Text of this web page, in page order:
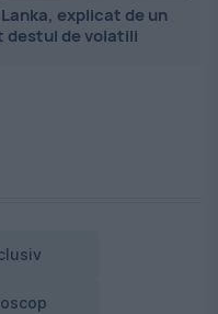
explicat de un
destul de volatili